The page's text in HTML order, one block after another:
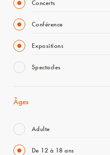
Concerts
Conférence
Expositions
Spectacles
Âges
Adulte
De 12 à 18 ans